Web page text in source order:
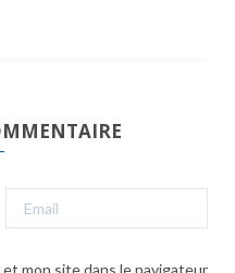
mon site dans le navigateur